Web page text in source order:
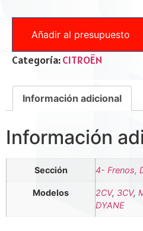
Añadir al presupuesto
Categoría:CITROËN
Información adicional
Información
Sección 4- Frenos,
Modelos 2CV, 3CV,
DYANE